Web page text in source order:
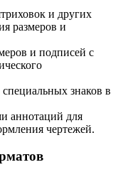
и других
размеров и
и подписей с
знаков в
аннотаций для
чертежей.